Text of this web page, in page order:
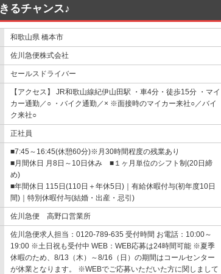
るチャンス♪
和歌山県 橋本市
佐川急便株式会社
セールスドライバー
【アクセス】 JR和歌山線紀伊山田駅 ・車4分・徒歩15分 ・マイ
カー通勤／○ ・バイク通勤／× ※面接時のマイカー来社○／バイ
ク来社○
正社員
■7:45～16:45(休憩60分)※月30時間程度の残業あり
■月間休日 月8日～10日休み ■１ヶ月単位のシフト制(20日締
め)
■年間休日 115日(110日＋年休5日)｜有給休暇付与(初年度10日
間)｜特別休暇付与(結婚・出産・忌引)
佐川急便 高野口営業所
佐川急便求人担当：0120-789-635 受付時間 お電話：10:00～
19:00 ※土日祝も受付中 WEB：WEB応募は24時間可能 ※夏季
休暇のため、8/13（木）～8/16（日）の期間はコールセンター
が休業となります。 ※WEBでご応募いただいた方に関しまして